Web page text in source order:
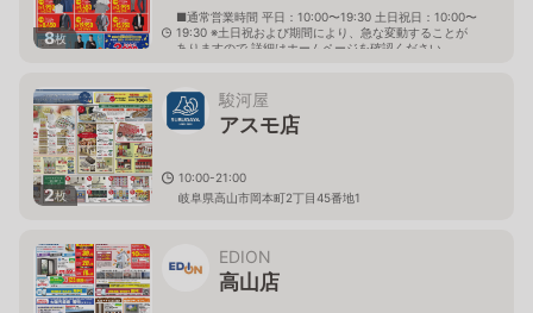
8枚
■通常営業時間 平日：10:00〜19:30 土日祝日：10:00〜
19:30 ※土日祝および期間により、急な変動することが
ありますので 詳細はホームページを確認ください
2枚
駿河屋
アスモ店
10:00-21:00
岐阜県高山市岡本町2丁目45番地1
EDION
高山店